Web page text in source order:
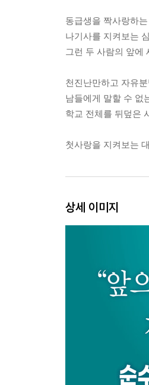
동급생을 짝사랑하
나기사를 지켜보는
그런 두 사람의 앞에
천진난만하고 자유
남들에게 말할 수 없
학교 전체를 뒤덮은
첫사랑을 지켜보는
상세 이미지